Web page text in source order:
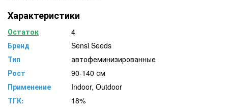
Характеристики
Остаток
4
Бренд
Sensi Seeds
Тип
автофеминизированные
Рост
90-140 см
Применение
Indoor, Outdoor
ТГК:
18%